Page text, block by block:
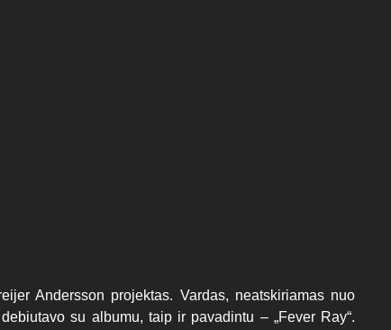
Andersson projektas. Vardas, neatskiriamas nuo
su albumu, taip ir pavadintu – „Fever Ray“.